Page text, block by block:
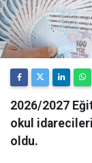
2026/2027
okul
oldu.